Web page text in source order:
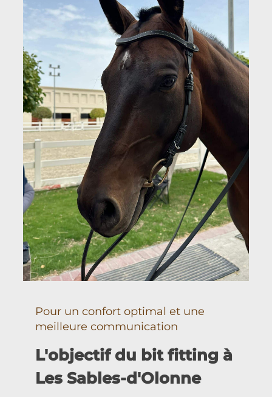
Pour un confort optimal et une
meilleure communication
L'objectif du bit fitting à
Les Sables-d'Olonne